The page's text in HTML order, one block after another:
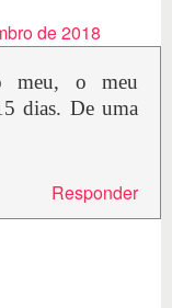
de 2018
meu, o meu
dias. De uma
Responder